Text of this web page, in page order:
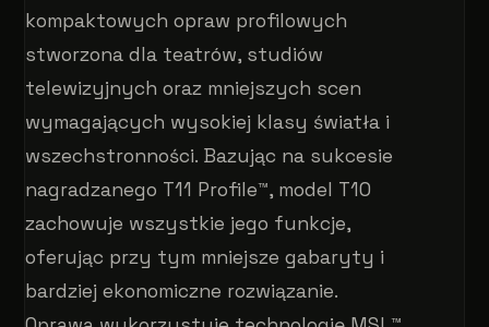
kompaktowych opraw profilowych
stworzona dla teatrów, studiów
telewizyjnych oraz mniejszych scen
wymagających wysokiej klasy światła i
wszechstronności. Bazując na sukcesie
nagradzanego T11 Profile™, model T10
zachowuje wszystkie jego funkcje,
oferując przy tym mniejsze gabaryty i
bardziej ekonomiczne rozwiązanie.